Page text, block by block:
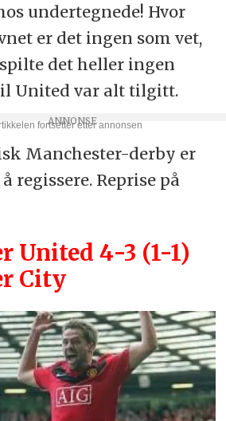
undertegnede! Hvor
er det ingen som vet,
det heller ingen
United var alt tilgitt.
Manchester-derby er
regissere. Reprise på
United 4-3 (1-1)
City